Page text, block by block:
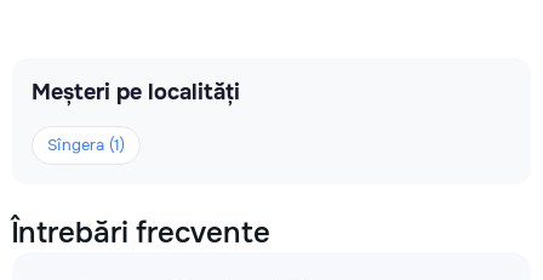
Meșteri pe localități
Sîngera (1)
Întrebări frecvente